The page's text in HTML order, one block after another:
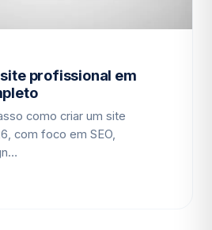
profissional em
como criar um site
com foco em SEO,